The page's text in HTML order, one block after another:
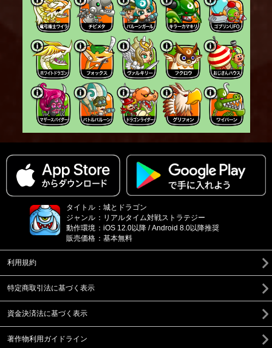
タイトル ： 城とドラゴン
ジャンル ： リアルタイム対戦ストラテジー
動作環境 ： iOS 12.0以降 / Android 8.0以降推奨
販売価格 ： 基本無料
利用規約
特定商取引法に基づく表示
資金決済法に基づく表示
著作物利用ガイドライン